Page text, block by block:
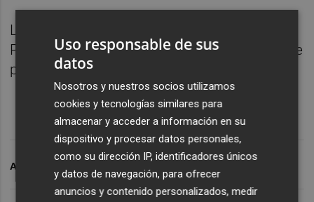
La sanción de seis puntos ha dejado al
Pontypridd como colista de la tabla con siete
puntos tras 18 jornadas.
ARCHIVADO EN
Uso responsable de sus
datos
Nosotros y nuestros socios utilizamos
cookies y tecnologías similares para
almacenar y acceder a información en su
dispositivo y procesar datos personales,
como su dirección IP, identificadores únicos
y datos de navegación, para ofrecer
anuncios y contenido personalizados, medir